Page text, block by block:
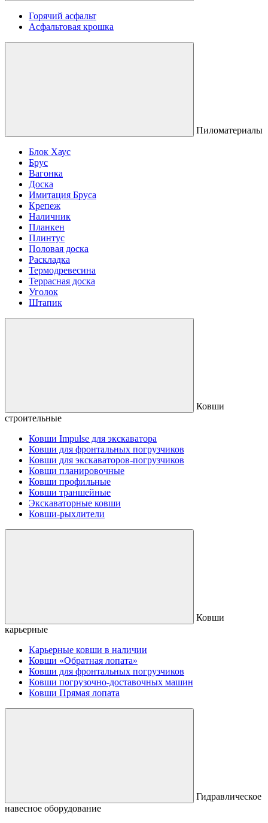
Горячий асфальт
Асфальтовая крошка
Пиломатериалы
Блок Хаус
Брус
Вагонка
Доска
Имитация Бруса
Крепеж
Наличник
Планкен
Плинтус
Половая доска
Раскладка
Термодревесина
Террасная доска
Уголок
Штапик
Ковши
строительные
Ковши Impulse для экскаватора
Ковши для фронтальных погрузчиков
Ковши для экскаваторов-погрузчиков
Ковши планировочные
Ковши профильные
Ковши траншейные
Экскаваторные ковши
Ковши-рыхлители
Ковши
карьерные
Карьерные ковши в наличии
Ковши «Обратная лопата»
Ковши для фронтальных погрузчиков
Ковши погрузочно-доставочных машин
Ковши Прямая лопата
Гидравлическое
навесное оборудование